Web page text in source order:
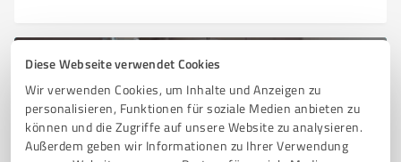
Diese Webseite verwendet Cookies
Wir verwenden Cookies, um Inhalte und Anzeigen zu
personalisieren, Funktionen für soziale Medien anbieten zu
können und die Zugriffe auf unsere Website zu analysieren.
Außerdem geben wir Informationen zu Ihrer Verwendung